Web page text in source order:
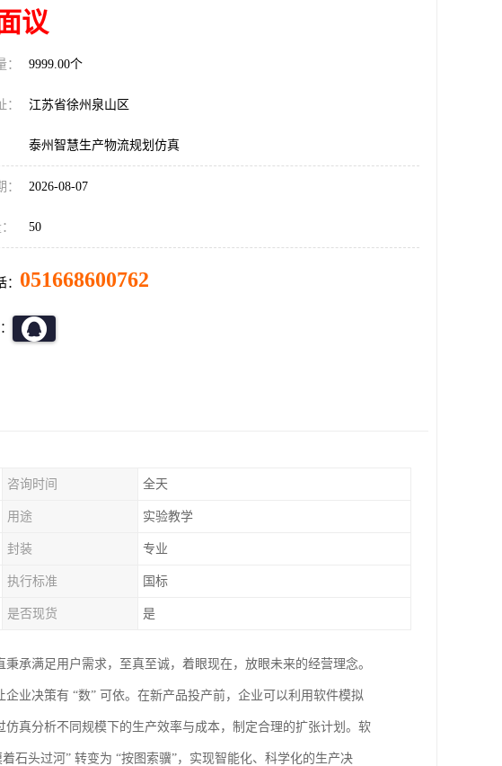
议
9999.00个
江苏省徐州泉山区
泰州智慧生产物流规划仿真
2026-08-07
50
051668600762
咨询时间 全天
用途 实验教学
封装 专业
执行标准 国标
是否现货 是
承满足用户需求，至真至诚，着眼现在，放眼未来的经营理念。
业决策有 “数” 可依。在新产品投产前，企业可以利用软件模拟
真分析不同规模下的生产效率与成本，制定合理的扩张计划。软
石头过河” 转变为 “按图索骥”，实现智能化、科学化的生产决